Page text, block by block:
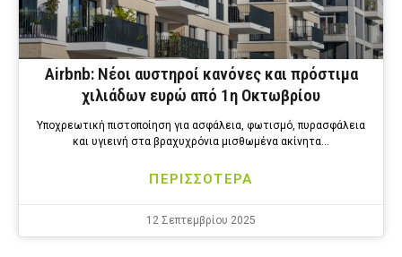
Airbnb: Νέοι αυστηροί κανόνες και πρόστιμα
χιλιάδων ευρώ από 1η Οκτωβρίου
Υποχρεωτική πιστοποίηση για ασφάλεια, φωτισμό, πυρασφάλεια
και υγιεινή στα βραχυχρόνια μισθωμένα ακίνητα…
ΠΕΡΙΣΣΟΤΕΡΑ
12 Σεπτεμβρίου 2025